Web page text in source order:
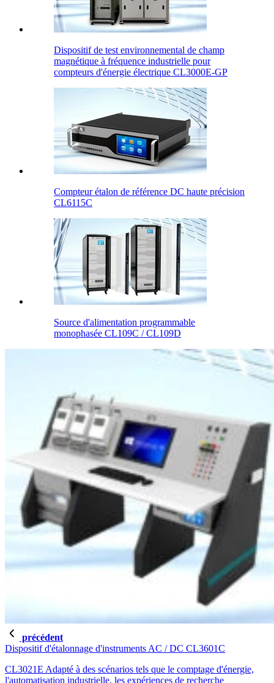
Dispositif de test environnemental de champ
magnétique à fréquence industrielle pour
compteurs d'énergie électrique CL3000E-GP
Compteur étalon de référence DC haute précision
CL6115C
Source d'alimentation programmable
monophasée CL109C / CL109D
précédent
Dispositif d'étalonnage d'instruments AC / DC CL3601C
CL3021E Adapté à des scénarios tels que le comptage d'énergie,
l'automatisation industrielle, les expériences de recherche